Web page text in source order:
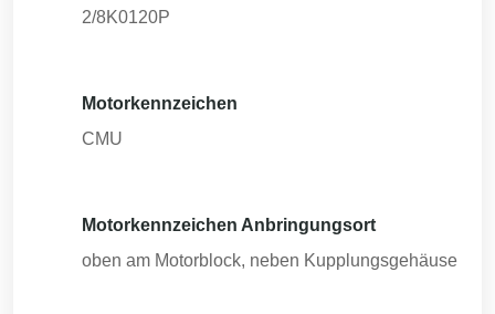
2/8K0120P
Motorkennzeichen
CMU
Motorkennzeichen Anbringungsort
oben am Motorblock, neben Kupplungsgehäuse